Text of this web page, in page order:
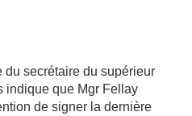
du secrétaire du supérieur
indique que Mgr Fellay
de signer la dernière